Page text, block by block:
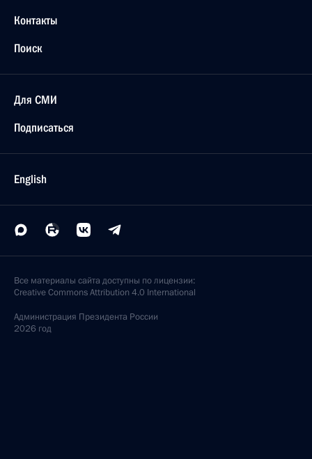
Контакты
Поиск
Для СМИ
Подписаться
English
Все материалы сайта доступны по лицензии:
Creative Commons Attribution 4.0 International
Администрация Президента России
2026 год